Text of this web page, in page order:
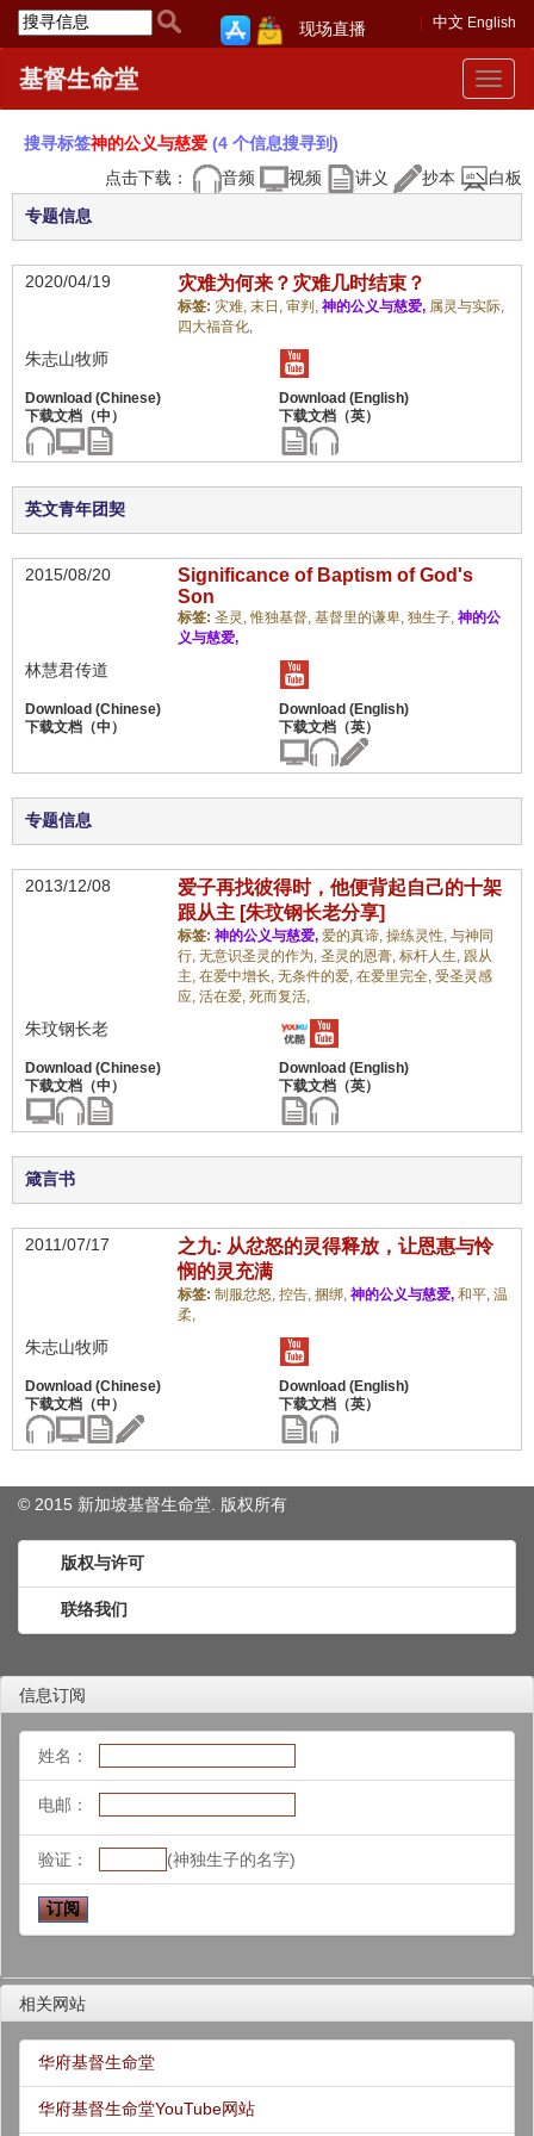
中文 English
现场直播
Toggle
基督生命堂
搜寻标签神的公义与慈爱 (4 个信息搜寻到)
点击下载：
音频 视频 讲义 抄本 白板
专题信息
2020/04/19 灾难为何来？灾难几时结束？
标签: 灾难, 末日, 审判, 神的公义与慈爱, 属灵与实际,
四大福音化,
朱志山牧师
英文青年团契
2015/08/20
Significance of Baptism of God's
Son
标签: 圣灵,惟独基督, 基督里的谦卑, 独生子, 神的公
义与慈爱,
林慧君传道
专题信息
2013/12/08
爱子再找彼得时，他便背起自己的十架
跟从主 [朱玟钢长老分享]
标签: 神的公义与慈爱, 爱的真谛, 操练灵性, 与神同
行, 无意识圣灵的作为, 圣灵的恩膏, 标杆人生, 跟从
主, 在爱中增长, 无条件的爱, 在爱里完全, 受圣灵感
应, 活在爱, 死而复活,
朱玟钢长老
箴言书
2011/07/17
之九: 从忿怒的灵得释放，让恩惠与怜
悯的灵充满
标签: 制服忿怒, 控告, 捆绑, 神的公义与慈爱, 和平, 温
柔,
朱志山牧师
© 2015 新加坡基督生命堂. 版权所有
版权与许可
联络我们
信息订阅
姓名：
电邮：
验证： (神独生子的名字)
相关网站
华府基督生命堂
华府基督生命堂YouTube网站